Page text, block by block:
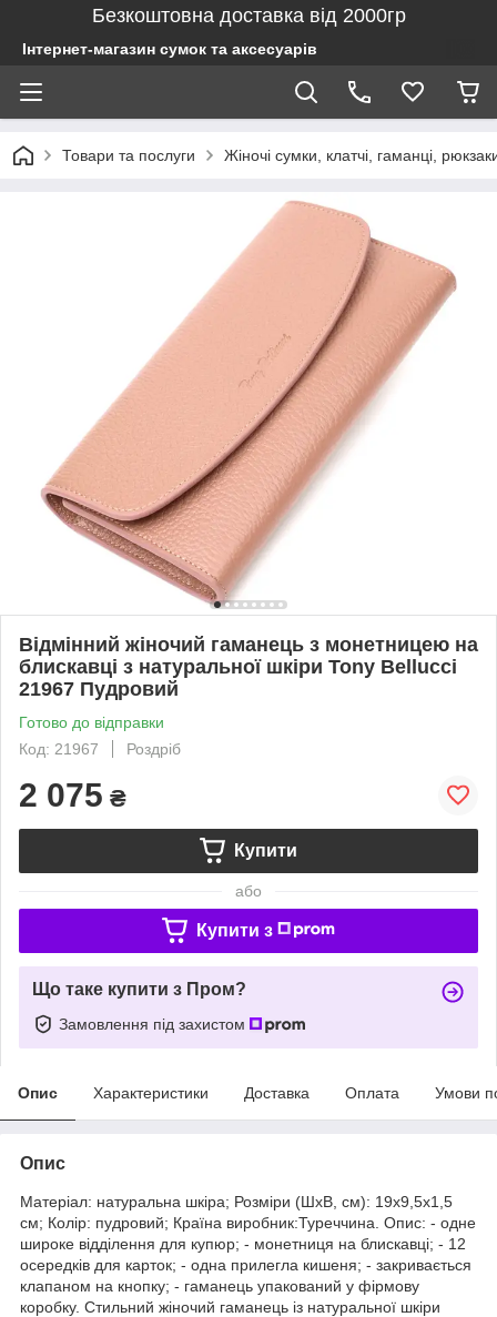
Безкоштовна доставка від 2000гр
Інтернет-магазин сумок та аксесуарів
Товари та послуги Жіночі сумки, клатчі, гаманці,
Відмінний жіночий гаманець з монетницею на
блискавці з натуральної шкіри Tony Bellucci
21967 Пудровий
Готово до відправки
Код: 21967
Роздріб
2 075 ₴
Купити
або
Купити з
Що таке купити з Пром?
Замовлення під захистом
Опис Характеристики Доставка Оплата Умови
Опис
Матеріал: натуральна шкіра; Розміри (ШхВ, см): 19х9,5х1,5
см; Колір: пудровий; Країна виробник:Туреччина. Опис: - одне
широке відділення для купюр; - монетниця на блискавці; - 12
осередків для карток; - одна прилегла кишеня; - закривається
клапаном на кнопку; - гаманець упакований у фірмову
коробку. Стильний жіночий гаманець із натуральної шкіри